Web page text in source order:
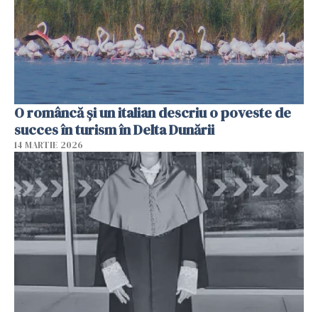
O româncă și un italian descriu o poveste de
succes în turism în Delta Dunării
14 MARTIE 2026